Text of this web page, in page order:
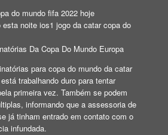
do mundo fifa 2022 hoje
noite ios1 jogo da catar copa do
Da Copa Do Mundo Europa
para copa do mundo da catar
trabalhando duro para tentar
primeira vez. Também se podem
informando que a assessoria de
já tinham entrado em contato com o
infundada.